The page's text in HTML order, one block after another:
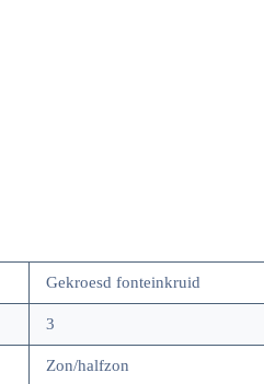
Gekroesd fonteinkruid
3
Zon/halfzon